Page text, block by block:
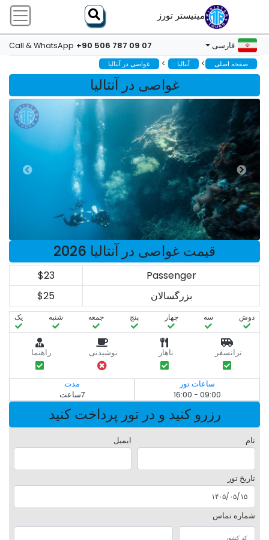
مینیستر تورز
فارسی Call & WhatsApp +90 506 787 09 07
صفحه اصلی > آنتالیا > غواصی در آنتالیا
غواصی در آنتالیا
قیمت غواصی در آنتالیا 2026
Passenger
$23
بزرگسالان
$25
دوش سه‌ چهار پنج جمعه شنبه یک
ترانسفر ناهار نوشیدنی راهنما
ساعات تور
09:00 - 16:00
مدت
7ساعت
رزرو کنید و در تور پرداخت کنید
نام ایمیل
تاریخ تور
شماره تماس